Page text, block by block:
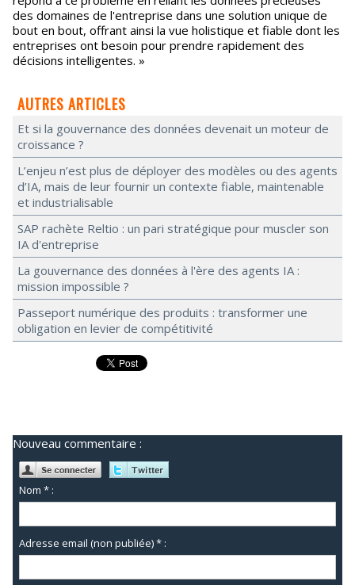
des domaines de l'entreprise dans une solution unique de
bout en bout, offrant ainsi la vue holistique et fiable dont les
entreprises ont besoin pour prendre rapidement des
décisions intelligentes. »
AUTRES ARTICLES
Et si la gouvernance des données devenait un moteur de
croissance ?
L’enjeu n’est plus de déployer des modèles ou des agents
d’IA, mais de leur fournir un contexte fiable, maintenable
et industrialisable
SAP rachète Reltio : un pari stratégique pour muscler son
IA d'entreprise
La gouvernance des données à l'ère des agents IA :
mission impossible ?
Passeport numérique des produits : transformer une
obligation en levier de compétitivité
Nouveau commentaire :
Nom * :
Adresse email (non publiée) * :